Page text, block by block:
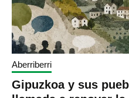
Aberriberri
Gipuzkoa y sus